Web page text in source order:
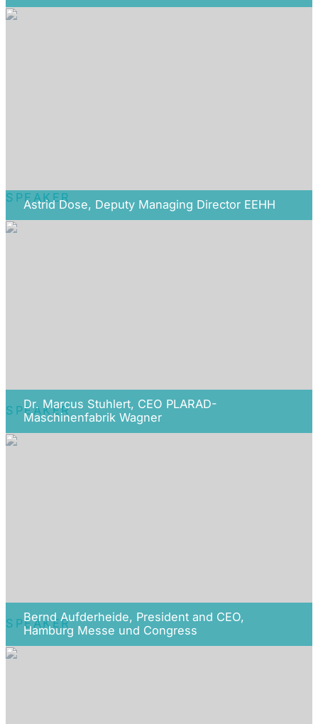
Astrid Dose, Deputy Managing Director EEHH
SPEAKER
Dr. Marcus Stuhlert, CEO PLARAD-
Maschinenfabrik Wagner
SPEAKER
Bernd Aufderheide, President and CEO,
Hamburg Messe und Congress
SPEAKER